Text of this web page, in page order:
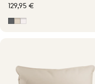
129,95 €
GrijsSoft Beige
Off-White